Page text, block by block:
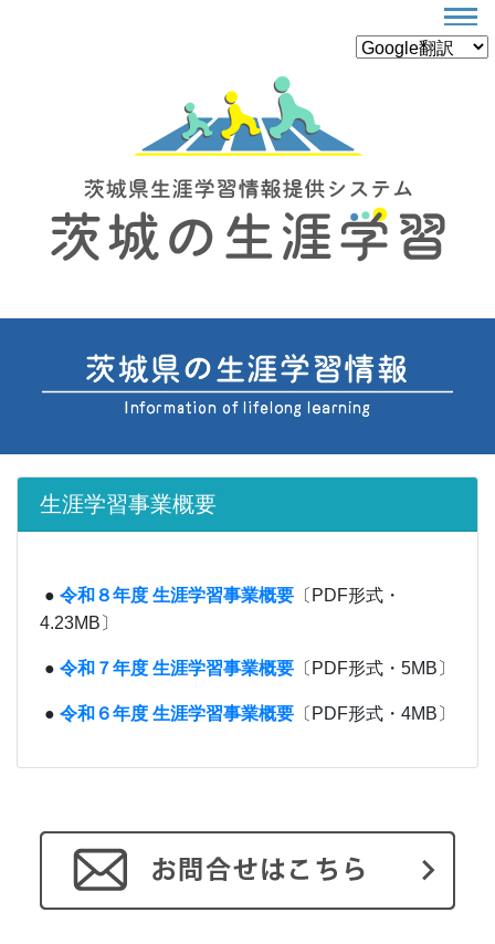
生涯学習事業概要
● 令和８年度 生涯学習事業概要 〔PDF形式・
4.23MB〕
● 令和７年度 生涯学習事業概要 〔PDF形式・5MB〕
● 令和６年度 生涯学習事業概要 〔PDF形式・4MB〕